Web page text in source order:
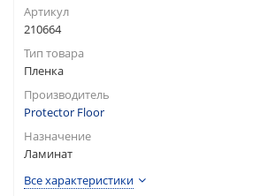
Артикул
210664
Тип товара
Пленка
Производитель
Protector Floor
Назначение
Ламинат
Все характеристики